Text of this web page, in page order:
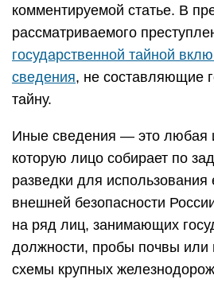
комментируемой статье. В
рассматриваемого
государственной тайной
сведения, не составляющие
тайну.
Иные сведения — это любая
которую лицо собирает по
разведки для
внешней безопасности
на ряд лиц, занимающих
должности, пробы почвы или
схемы крупных